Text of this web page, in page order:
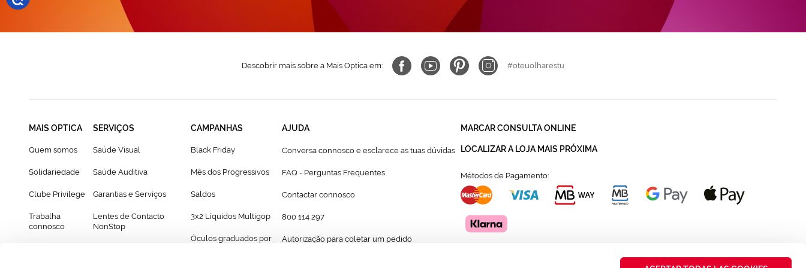
Descobrir mais sobre a Mais Optica em: #oteuolharestu
MAIS OPTICA
Quem somos
Solidariedade
Clube Privilege
Trabalha
connosco
SERVIÇOS
Saúde Visual
Saúde Auditiva
Garantias e Serviços
Lentes de Contacto
NonStop
CAMPANHAS
Black Friday
Mês dos Progressivos
Saldos
3x2 Líquidos Multigop
Óculos graduados por
AJUDA
Conversa connosco e esclarece as tuas dúvidas
FAQ - Perguntas Frequentes
Contactar connosco
800 114 297
Autorização para coletar um pedido
MARCAR CONSULTA ONLINE
LOCALIZAR A LOJA MAIS PRÓXIMA
Métodos de Pagamento: